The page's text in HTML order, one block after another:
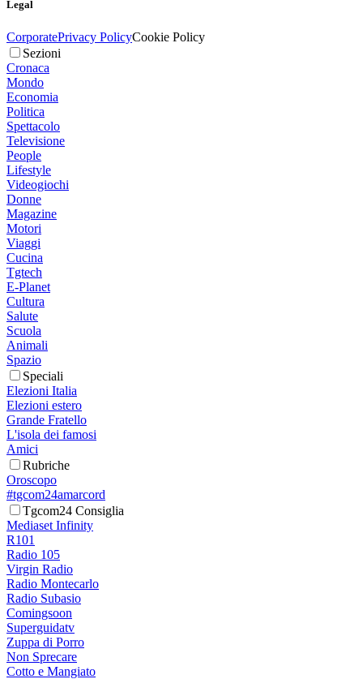
Legal
CorporatePrivacy PolicyCookie Policy
Sezioni
Cronaca
Mondo
Economia
Politica
Spettacolo
Televisione
People
Lifestyle
Videogiochi
Donne
Magazine
Motori
Viaggi
Cucina
Tgtech
E-Planet
Cultura
Salute
Scuola
Animali
Spazio
Speciali
Elezioni Italia
Elezioni estero
Grande Fratello
L'isola dei famosi
Amici
Rubriche
Oroscopo
#tgcom24amarcord
Tgcom24 Consiglia
Mediaset Infinity
R101
Radio 105
Virgin Radio
Radio Montecarlo
Radio Subasio
Comingsoon
Superguidatv
Zuppa di Porro
Non Sprecare
Cotto e Mangiato